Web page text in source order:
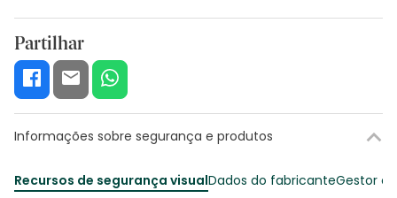
Partilhar
Informações sobre segurança e produtos
Recursos de segurança visualDados do fabricanteGestor